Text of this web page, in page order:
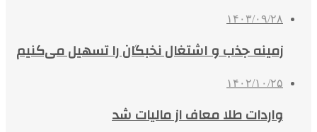
۱۴۰۳/۰۹/۲۸
زمینه جذب و اشتغال نخبگان را تسهیل می‌کنیم
۱۴۰۲/۱۰/۲۵
واردات طلا معاف از مالیات شد